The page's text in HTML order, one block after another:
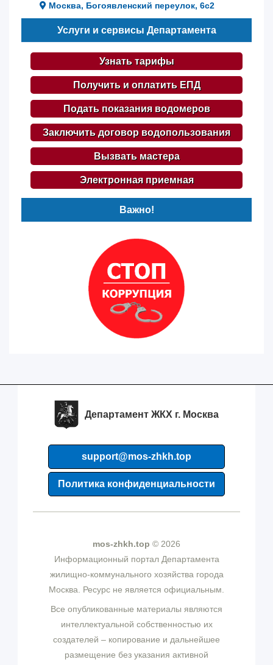
Москва, Богоявленский переулок, 6с2
Услуги и сервисы Департамента
Узнать тарифы
Получить и оплатить ЕПД
Подать показания водомеров
Заключить договор водопользования
Вызвать мастера
Электронная приемная
Важно!
Департамент ЖКХ г. Москва
support@mos-zhkh.top
Политика конфиденциальности
mos-zhkh.top © 2026
Информационный портал Департамента
жилищно-коммунального хозяйства города
Москва. Ресурс не является официальным.
Все опубликованные материалы являются
интеллектуальной собственностью их
создателей – копирование и дальнейшее
размещение без указания активной